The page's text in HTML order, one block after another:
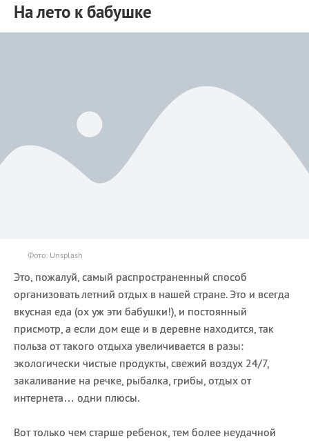
На лето к бабушке
Фото: Unsplash
Это, пожалуй, самый распространенный способ
организовать летний отдых в нашей стране. Это и всегда
вкусная еда (ох уж эти бабушки!), и постоянный
присмотр, а если дом еще и в деревне находится, так
польза от такого отдыха увеличивается в разы:
экологически чистые продукты, свежий воздух 24/7,
закаливание на речке, рыбалка, грибы, отдых от
интернета… одни плюсы.
Вот только чем старше ребенок, тем более неудачной